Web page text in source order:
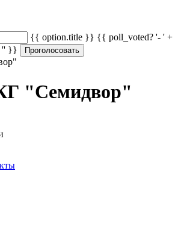
{{ option.title }} {{ poll_voted? '- ' +
'' }}
Проголосовать
"Семидвор"